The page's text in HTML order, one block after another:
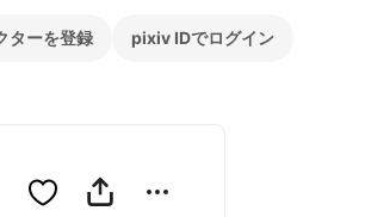
ターを登録 pixiv IDでログイン